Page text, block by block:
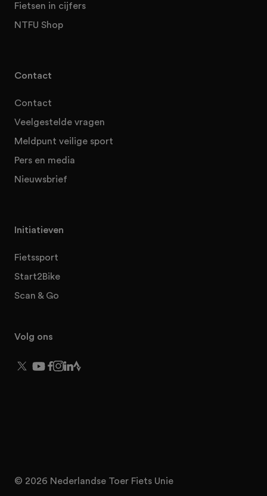
Fietsen in cijfers
NTFU Shop
Contact
Contact
Veelgestelde vragen
Meldpunt veilige sport
Pers en media
Nieuwsbrief
Initiatieven
Fietssport
Start2Bike
Scan & Go
Volg ons
© 2026 Nederlandse Toer Fiets Unie